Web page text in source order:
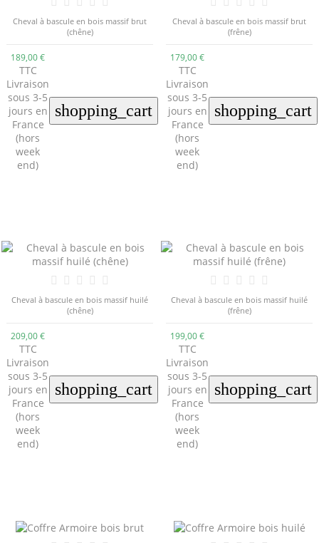
Cheval à bascule en bois massif brut
(chêne)
189,00 €
TTC
Livraison
sous 3-5
jours en
France
(hors
week
end)
shopping_cart
Cheval à bascule en bois massif brut
(frêne)
179,00 €
TTC
Livraison
sous 3-5
jours en
France
(hors
week
end)
shopping_cart
Cheval à bascule en bois massif huilé
(chêne)
209,00 €
TTC
Livraison
sous 3-5
jours en
France
(hors
week
end)
shopping_cart
Cheval à bascule en bois massif huilé
(frêne)
199,00 €
TTC
Livraison
sous 3-5
jours en
France
(hors
week
end)
shopping_cart